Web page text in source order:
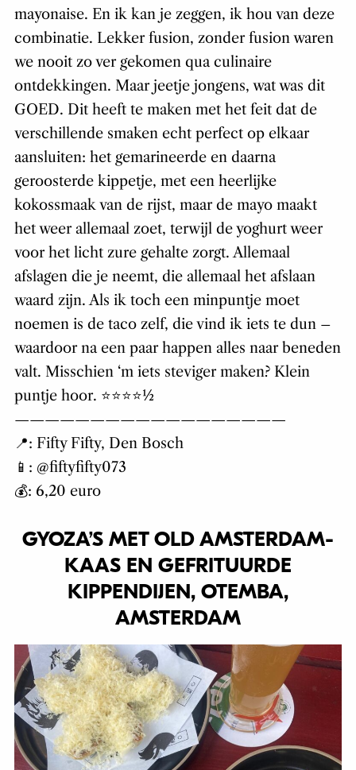
mayonaise. En ik kan je zeggen, ik hou van deze
combinatie. Lekker fusion, zonder fusion waren
we nooit zo ver gekomen qua culinaire
ontdekkingen. Maar jeetje jongens, wat was dit
GOED. Dit heeft te maken met het feit dat de
verschillende smaken echt perfect op elkaar
aansluiten: het gemarineerde en daarna
geroosterde kippetje, met een heerlijke
kokossmaak van de rijst, maar de mayo maakt
het weer allemaal zoet, terwijl de yoghurt weer
voor het licht zure gehalte zorgt. Allemaal
afslagen die je neemt, die allemaal het afslaan
waard zijn. Als ik toch een minpuntje moet
noemen is de taco zelf, die vind ik iets te dun –
waardoor na een paar happen alles naar beneden
valt. Misschien ‘m iets steviger maken? Klein
puntje hoor. ⭐⭐⭐⭐½
——————————————————
📍: Fifty Fifty, Den Bosch
📱: @fiftyfifty073
💰: 6,20 euro
GYOZA’S MET OLD AMSTERDAM-
KAAS EN GEFRITUURDE
KIPPENDIJEN, OTEMBA,
AMSTERDAM